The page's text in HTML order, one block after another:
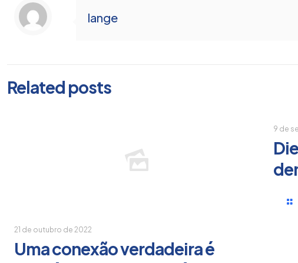
lange
Related posts
21 de outubro de 2022
Uma conexão verdadeira é
9 de